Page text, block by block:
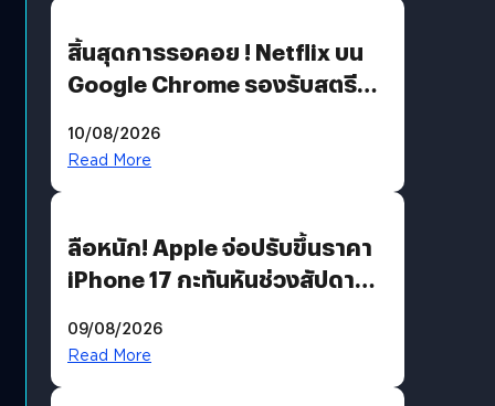
สิ้นสุดการรอคอย ! Netflix บน
Google Chrome รองรับสตรีม
เงื่อนไขที่กำหนด
10/08/2026
Read More
ลือหนัก! Apple จ่อปรับขึ้นราคา
iPhone 17 กะทันหันช่วงสัปดาห์ที่
09/08/2026
Read More